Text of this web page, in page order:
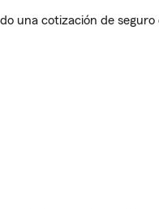
una cotización de